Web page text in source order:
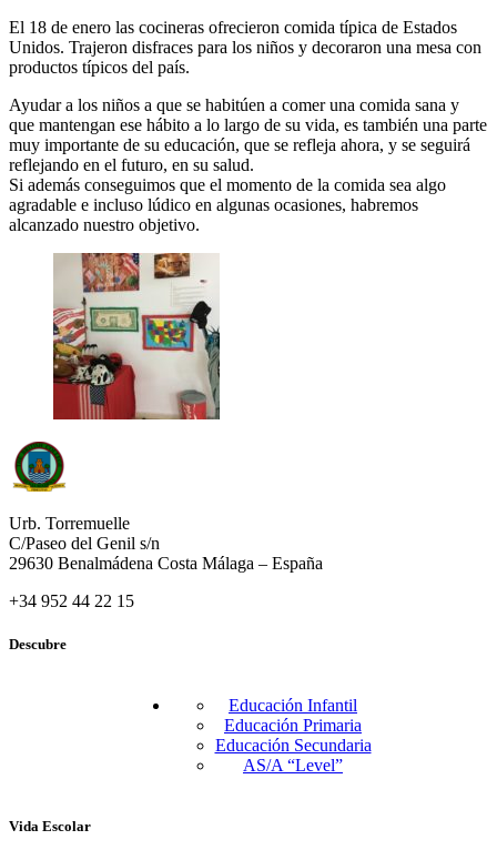
El 18 de enero las cocineras ofrecieron comida típica de Estados
Unidos. Trajeron disfraces para los niños y decoraron una mesa con
productos típicos del país.
Ayudar a los niños a que se habitúen a comer una comida sana y
que mantengan ese hábito a lo largo de su vida, es también una parte
muy importante de su educación, que se refleja ahora, y se seguirá
reflejando en el futuro, en su salud.
Si además conseguimos que el momento de la comida sea algo
agradable e incluso lúdico en algunas ocasiones, habremos
alcanzado nuestro objetivo.
Urb. Torremuelle
C/Paseo del Genil s/n
29630 Benalmádena Costa Málaga – España
+34 952 44 22 15
Descubre
Educación Infantil
Educación Primaria
Educación Secundaria
AS/A “Level”
Vida Escolar